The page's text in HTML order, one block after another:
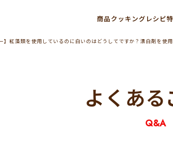
商品クッキングレシピ
】紅藻類を使用しているのに白いのはどうしてですか？漂白剤を使
よくある
Q&A